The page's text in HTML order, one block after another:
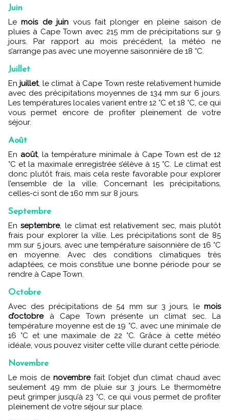
Juin
Lemois de juin vous fait plonger en pleine saison de
pluies à Cape Town avec 215 mm de précipitations sur 9
jours. Par rapport au mois précédent, la météo ne
s’arrange pas avec une moyenne saisonnière de 18 °C.
Juillet
Enjuillet, le climat à Cape Town reste relativement humide
avec des précipitations moyennes de 134 mm sur 6 jours.
Les températures locales varient entre 12 °C et 18 °C, ce qui
vous permet encore de profiter pleinement de votre
séjour.
Août
En août, la température minimale à Cape Town est de 12
°C et la maximale enregistrée s’élève à 15 °C. Le climat est
donc plutôt frais, mais cela reste favorable pour explorer
l’ensemble de la ville. Concernant les précipitations,
celles-ci sont de 160 mm sur 8 jours.
Septembre
Enseptembre, le climat est relativement sec, mais plutôt
frais pour explorer la ville. Les précipitations sont de 85
mm sur 5 jours, avec unetempérature saisonnière de 16 °C
en moyenne. Avec des conditions climatiques très
adaptées, ce mois constitue une bonne période pour se
rendre à Cape Town.
Octobre
Avec des précipitations de 54 mm sur 3 jours, le mois
d’octobreà Cape Town présente un climat sec. La
température moyenne est de 19 °C, avec une minimale de
16 °C et une maximale de 22 °C. Grâce à cette météo
idéale, vous pouvez visiter cette ville durant cette période.
Novembre
Le mois de novembrefait l’objet d’un climat chaud avec
seulement 49 mm de pluie sur 3 jours. Le thermomètre
peut grimper jusqu’à 23 °C, ce qui vous permet de profiter
pleinement de votre séjour sur place.